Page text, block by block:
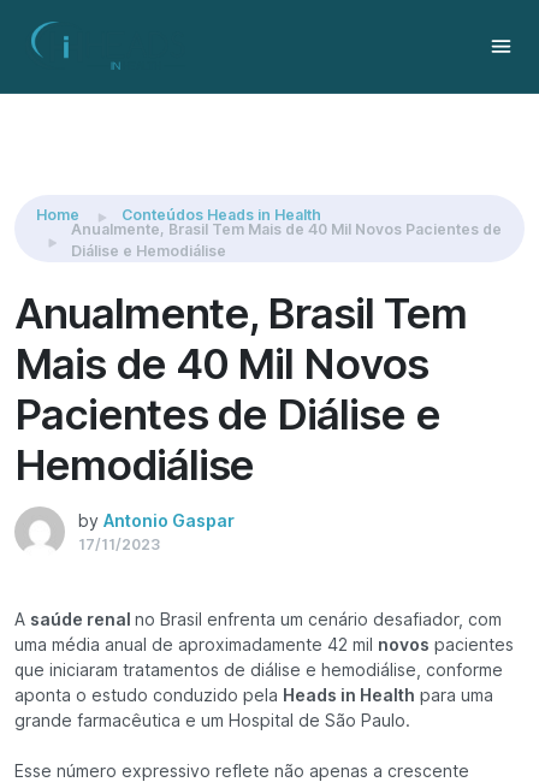
Home
Conteúdos Heads in Health
Anualmente, Brasil Tem Mais de 40 Mil Novos Pacientes de
Diálise e Hemodiálise
Anualmente, Brasil Tem
Mais de 40 Mil Novos
Pacientes de Diálise e
Hemodiálise
by Antonio Gaspar
17/11/2023
A saúde renal no Brasil enfrenta um cenário desafiador, com
uma média anual de aproximadamente 42 mil novos pacientes
que iniciaram tratamentos de diálise e hemodiálise, conforme
aponta o estudo conduzido pela Heads in Health para uma
grande farmacêutica e um Hospital de São Paulo.
Esse número expressivo reflete não apenas a crescente